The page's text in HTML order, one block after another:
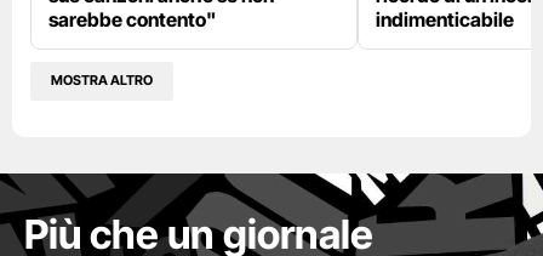
sarebbe contento"
indimenticabile
MOSTRA ALTRO
Più che un giornale